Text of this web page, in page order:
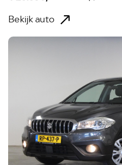
Bekijk auto